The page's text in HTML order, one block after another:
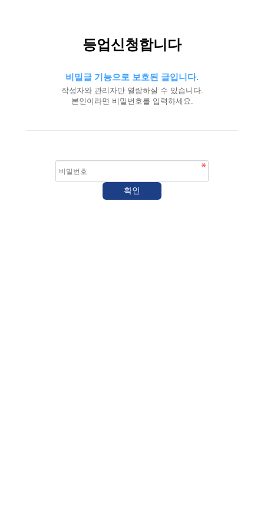
등업신청합니다
비밀글 기능으로 보호된 글입니다.
작성자와 관리자만 열람하실 수 있습니다.
본인이라면 비밀번호를 입력하세요.